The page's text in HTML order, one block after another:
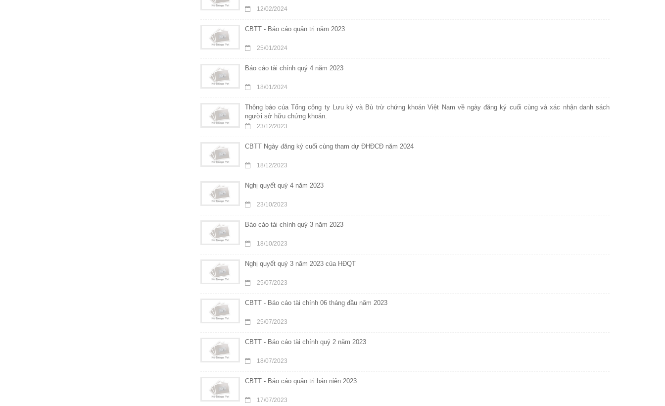
12/02/2024
CBTT - Báo cáo quản trị năm 2023
25/01/2024
Báo cáo tài chính quý 4 năm 2023
18/01/2024
Thông báo cúa Tổng công ty Lưu ký và Bù trừ chứng khoán Việt Nam về ngày đăng ký cuối cùng và xác nhận danh sách
người sở hữu chứng khoán.
23/12/2023
CBTT Ngày đăng ký cuối cùng tham dự ĐHĐCĐ năm 2024
18/12/2023
Nghị quyết quý 4 năm 2023
23/10/2023
Báo cáo tài chính quý 3 năm 2023
18/10/2023
Nghị quyết quý 3 năm 2023 của HĐQT
25/07/2023
CBTT - Báo cáo tài chính 06 tháng đầu năm 2023
25/07/2023
CBTT - Báo cáo tài chính quý 2 năm 2023
18/07/2023
CBTT - Báo cáo quản trị bán niên 2023
17/07/2023